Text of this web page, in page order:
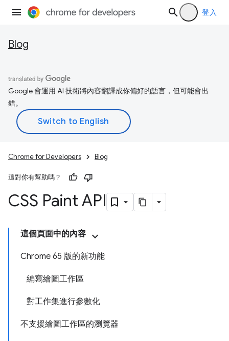
登入
Blog
Google 會運用 AI 技術將內容翻譯成你偏好的語言，但可能會出
錯。
Chrome for Developers Blog
這對你有幫助嗎？
CSS Paint API
這個頁面中的內容
Chrome 65 版的新功能
編寫繪圖工作區
對工作集進行參數化
不支援繪圖工作區的瀏覽器